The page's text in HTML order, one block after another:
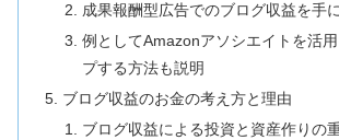
成果報酬型広告でのブログ収益を手
例としてAmazonアソシエイトを活
プする方法も説明
ブログ収益のお金の考え方と理由
ブログ収益による投資と資産作りの